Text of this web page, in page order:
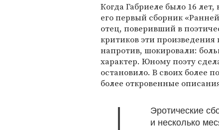
Когда Габриеле было 16
его первый сборник
отец, поверивший в
критиков эти
напротив, шокировали:
характер. Юному поэту
остановило. В своих более
более откровенные
Эротические
и несколько